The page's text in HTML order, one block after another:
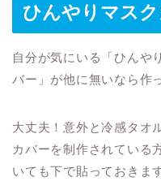
ひんやりマス
自分が気にいる「ひんや
バー」が他に無いなら作
大丈夫！意外と冷感タオ
カバーを制作されている
いても下で貼っておきま